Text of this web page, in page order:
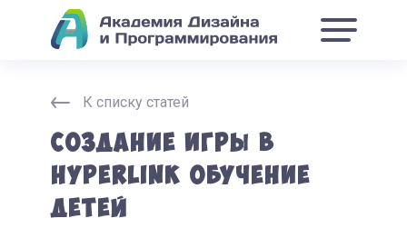
К списку статей
Создание игры в
HYPERLINK обучение
детей